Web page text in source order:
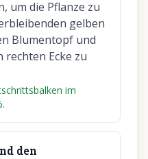
um die Pflanze zu
gelben
Blumentopf und
rechten Ecke zu
im
den